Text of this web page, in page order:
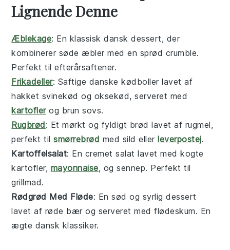
Lignende Denne
Æblekage: En klassisk dansk dessert, der
kombinerer sødeæbler med en sprød crumble.
Perfekt til efterårsaftener.
Frikadeller: Saftige danskekødboller lavet af
hakket svinekød og oksekød, serveret med
kartoflerog brun sovs.
Rugbrød: Et mørkt og fyldigt brød lavet af rugmel,
perfekt tilsmørrebrød med sild ellerleverpostej.
Kartoffelsalat: En cremetsalat lavet med kogte
kartofler, mayonnaise, ogsennep. Perfekt til
grillmad.
Rødgrød Med Fløde: En sød og syrligdessert
lavet af røde bær og serveret med flødeskum. En
ægte dansk klassiker.